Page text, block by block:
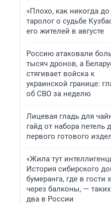
«Плохо, как никогда до
таролог о судьбе
его жителей в августе
Россию атаковали
тысяч дронов, а
стягивает войска к
украинской границе:
об СВО за неделю
Лицевая гладь для
гайд от набора петель
первого готового
«Жила тут
История сибирского
бумеранга, где в гости
через балконы, —
два в России